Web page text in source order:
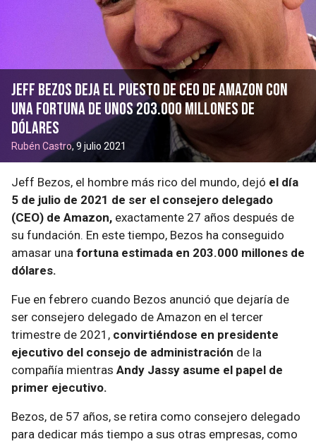
Jeff Bezos deja el puesto de CEO de Amazon con
una fortuna de unos 203.000 millones de
dólares
Rubén Castro, 9 julio 2021
Jeff Bezos, el hombre más rico del mundo, dejó el día
5 de julio de 2021 de ser el consejero delegado
(CEO) de Amazon, exactamente 27 años después de
su fundación. En este tiempo, Bezos ha conseguido
amasar una fortuna estimada en 203.000 millones de
dólares.
Fue en febrero cuando Bezos anunció que dejaría de
ser consejero delegado de Amazon en el tercer
trimestre de 2021, convirtiéndose en presidente
ejecutivo del consejo de administración de la
compañía mientras Andy Jassy asume el papel de
primer ejecutivo.
Bezos, de 57 años, se retira como consejero delegado
para dedicar más tiempo a sus otras empresas, como